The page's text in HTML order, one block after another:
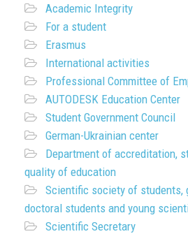
Academic Integrity
For a student
Erasmus
International activities
Professional Committee of
AUTODESK Education Center
Student Government Council
German-Ukrainian center
Department of accreditation,
quality of education
Scientific society of students,
doctoral students and young
Scientific Secretary